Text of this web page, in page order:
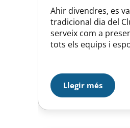
Ahir divendres, es
tradicional dia del
serveix com a
tots els equips i
destacables de la
pasada. Vam
Xavi García, ex-
nostre club i, actual
Llegir més